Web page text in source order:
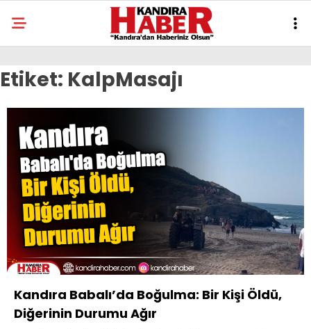
Etiket: KalpMasajı
Kandıra Babalı’da Boğulma: Bir Kişi Öldü,
Diğerinin Durumu Ağır